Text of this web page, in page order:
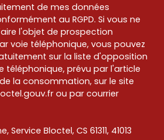
de mes données
au RGPD. Si vous ne
l'objet de prospection
voie téléphonique, vous pouvez
sur la liste d'opposition
téléphonique, prévu par l'article
la consommation, sur le site
ou par courrier
Service Bloctel, CS 61311, 41013